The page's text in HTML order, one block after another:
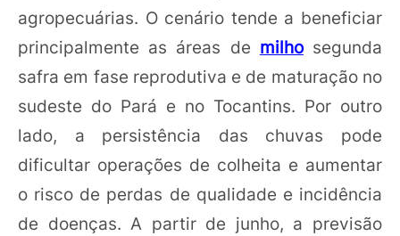
agropecuárias. O cenário tende a beneficiar
principalmente as áreas de milhosegunda
safra em fase reprodutiva e de maturação no
sudeste do Pará e no Tocantins. Por outro
lado, a persistência das chuvas pode
dificultar operações de colheita e aumentar
o risco de perdas de qualidade e incidência
de doenças. A partir de junho, a previsão